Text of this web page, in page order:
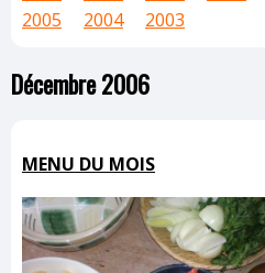
2005
2004 2003
Décembre 2006
MENU DU MOIS